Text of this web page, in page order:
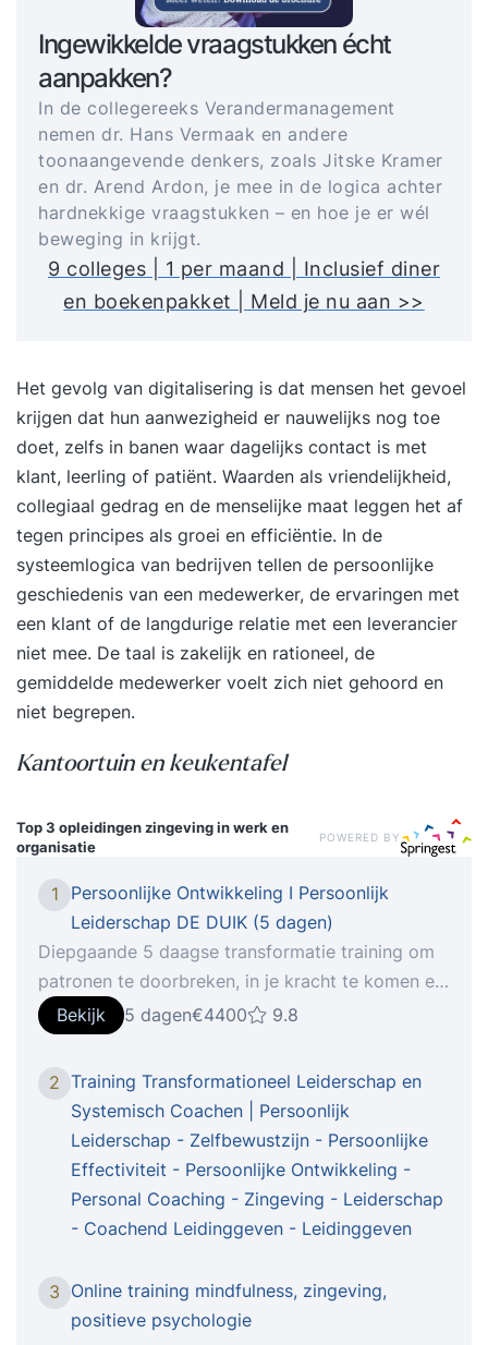
Ingewikkelde vraagstukken écht
aanpakken?
In de collegereeks Verandermanagement
nemen dr. Hans Vermaak en andere
toonaangevende denkers, zoals Jitske Kramer
en dr. Arend Ardon, je mee in de logica achter
hardnekkige vraagstukken – en hoe je er wél
beweging in krijgt.
9 colleges | 1 per maand | Inclusief diner
en boekenpakket | Meld je nu aan >>
Het gevolg van digitalisering is dat mensen het gevoel
krijgen dat hun aanwezigheid er nauwelijks nog toe
doet, zelfs in banen waar dagelijks contact is met
klant, leerling of patiënt. Waarden als vriendelijkheid,
collegiaal gedrag en de menselijke maat leggen het af
tegen principes als groei en efficiëntie. In de
systeemlogica van bedrijven tellen de persoonlijke
geschiedenis van een medewerker, de ervaringen met
een klant of de langdurige relatie met een leverancier
niet mee. De taal is zakelijk en rationeel, de
gemiddelde medewerker voelt zich niet gehoord en
niet begrepen.
Kantoortuin en keukentafel
Top 3 opleidingenzingeving in werk en
organisatie
POWERED BY
1
Persoonlijke Ontwikkeling I Persoonlijk
Leiderschap DE DUIK (5 dagen)
Diepgaande 5 daagse transformatie training om
patronen te doorbreken, in je kracht te komen en
je potentieel volledig te benutten. Een
levensveranderende ervaring voor velen. Meer
dan 15 jaar bewezen. Leer tijdens deze 5-daagse
training om inzicht te krijgen in wat jouw
werkelijke drijfveren zijn en werk aan je
persoonlijke ontwikkeling. TRAINING DE DUIK |
5-daagse training voor persoonlijke ontwikkeling
en groei.LAAT OUDE BALLST LOS, INNERLIJKE
RUST, ZELFVERTROUWEN, KRACHT, PASSIE EN
en kwaliteit in je leven, als dingen niet gaan zoals
je wilt, als je je potentieel volledig wilt benutten,
Bekijk 5 dagen€4400 9.8
2 Training Transformationeel Leiderschap en
Systemisch Coachen | Persoonlijk
Leiderschap - Zelfbewustzijn - Persoonlijke
Effectiviteit - Persoonlijke Ontwikkeling -
Personal Coaching - Zingeving - Leiderschap
- Coachend Leidinggeven - Leidinggeven
3 Online training mindfulness, zingeving,
positieve psychologie